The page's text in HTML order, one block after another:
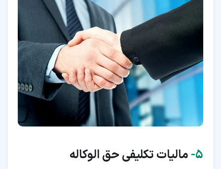
۵‏- مالیات تکلیفی حق الوکاله